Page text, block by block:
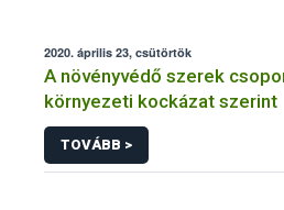
2020. április 23, csütörtök
A növényvédő szerek
környezeti kockázat szerint
TOVÁBB >